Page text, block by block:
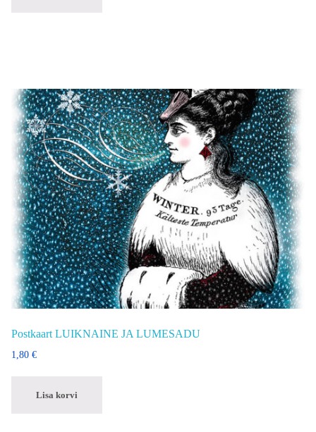
Postkaart LUIKNAINE JA LUMESADU
1,80 €
Lisa korvi